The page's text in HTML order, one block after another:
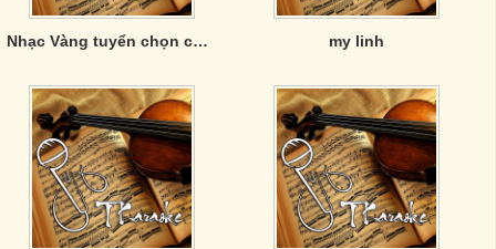
Nhạc Vàng tuyển chọn của Phương Anh my linh